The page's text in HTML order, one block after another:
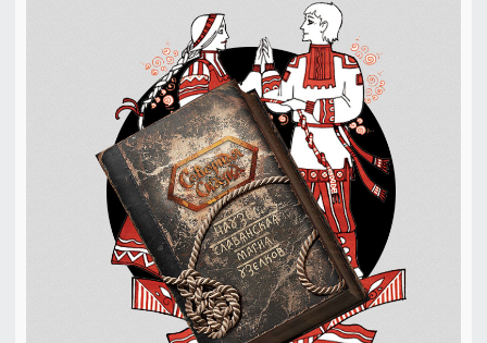
Безоплатная доставка
на заказ от 4 тыс. руб. со скидкой
Оберег в подарок
к заказу от 3 тыс. руб.